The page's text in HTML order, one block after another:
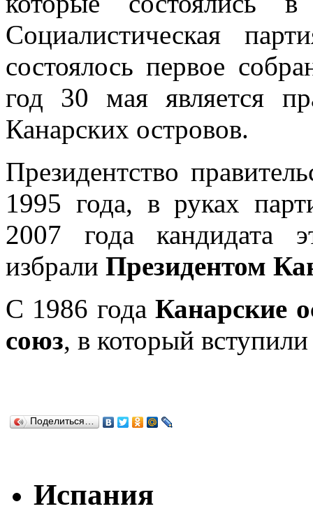
Социалистическая
состоялось первое
год 30 мая является
Канарских островов.
Президентство
1995 года, в руках
2007 года кандидата
избрали Президентом
С 1986 годаКанарские
союз, в который
Поделиться…
Испания